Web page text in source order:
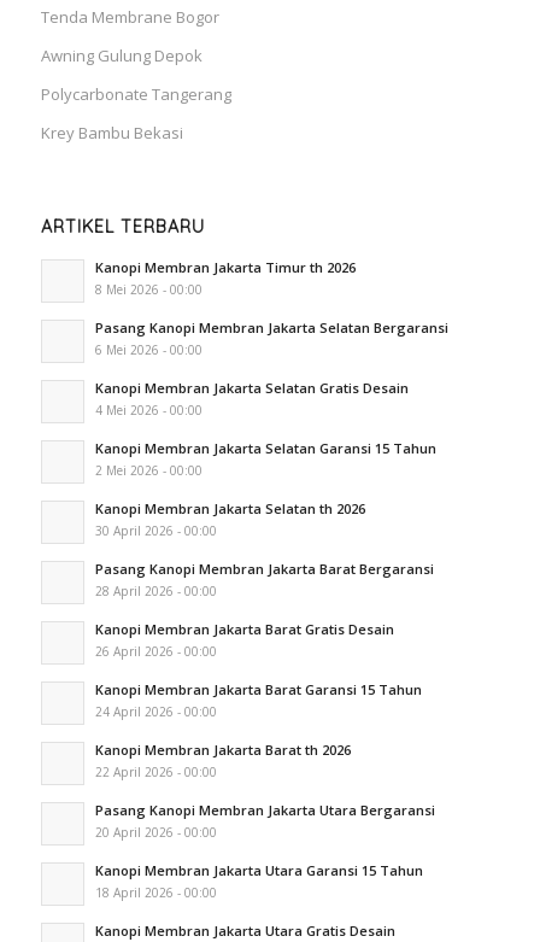
Tenda Membrane Bogor
Awning Gulung Depok
Polycarbonate Tangerang
Krey Bambu Bekasi
ARTIKEL TERBARU
Kanopi Membran Jakarta Timur th 2026
8 Mei 2026 - 00:00
Pasang Kanopi Membran Jakarta Selatan Bergaransi
6 Mei 2026 - 00:00
Kanopi Membran Jakarta Selatan Gratis Desain
4 Mei 2026 - 00:00
Kanopi Membran Jakarta Selatan Garansi 15 Tahun
2 Mei 2026 - 00:00
Kanopi Membran Jakarta Selatan th 2026
30 April 2026 - 00:00
Pasang Kanopi Membran Jakarta Barat Bergaransi
28 April 2026 - 00:00
Kanopi Membran Jakarta Barat Gratis Desain
26 April 2026 - 00:00
Kanopi Membran Jakarta Barat Garansi 15 Tahun
24 April 2026 - 00:00
Kanopi Membran Jakarta Barat th 2026
22 April 2026 - 00:00
Pasang Kanopi Membran Jakarta Utara Bergaransi
20 April 2026 - 00:00
Kanopi Membran Jakarta Utara Garansi 15 Tahun
18 April 2026 - 00:00
Kanopi Membran Jakarta Utara Gratis Desain